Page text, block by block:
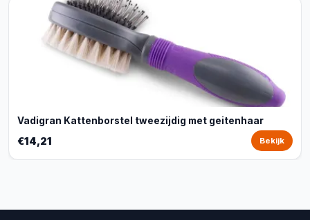
Vadigran Kattenborstel tweezijdig met geitenhaar
€14,21 Bekijk